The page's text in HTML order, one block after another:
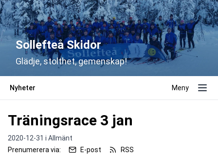
Sollefteå Skidor
Glädje, stolthet, gemenskap!
Nyheter Meny
Träningsrace 3 jan
2020-12-31 i Allmänt
Prenumerera via:
E-post RSS